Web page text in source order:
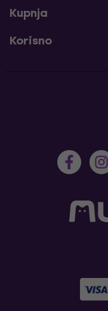
Kupnja
Korisno